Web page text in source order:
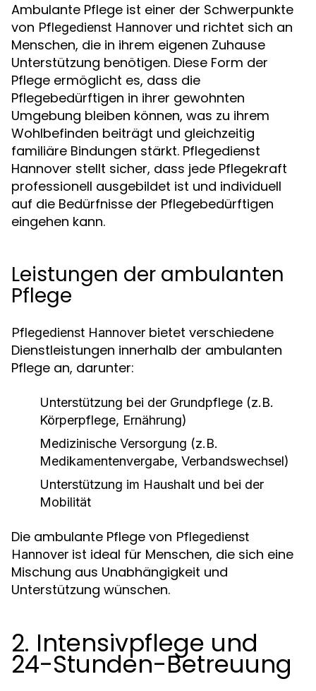
Ambulante Pflege ist einer der Schwerpunkte
von Pflegedienst Hannover und richtet sich an
Menschen, die in ihrem eigenen Zuhause
Unterstützung benötigen. Diese Form der
Pflege ermöglicht es, dass die
Pflegebedürftigen in ihrer gewohnten
Umgebung bleiben können, was zu ihrem
Wohlbefinden beiträgt und gleichzeitig
familiäre Bindungen stärkt. Pflegedienst
Hannover stellt sicher, dass jede Pflegekraft
professionell ausgebildet ist und individuell
auf die Bedürfnisse der Pflegebedürftigen
eingehen kann.
Leistungen der ambulanten
Pflege
Pflegedienst Hannover bietet verschiedene
Dienstleistungen innerhalb der ambulanten
Pflege an, darunter:
Unterstützung bei der Grundpflege (z.B.
Körperpflege, Ernährung)
Medizinische Versorgung (z.B.
Medikamentenvergabe, Verbandswechsel)
Unterstützung im Haushalt und bei der
Mobilität
Die ambulante Pflege von Pflegedienst
Hannover ist ideal für Menschen, die sich eine
Mischung aus Unabhängigkeit und
Unterstützung wünschen.
2. Intensivpflege und
24-Stunden-Betreuung